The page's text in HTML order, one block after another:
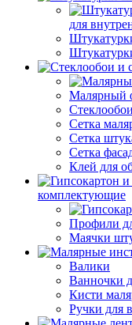
для
Малярный
Сетка
Сетка
Сетка
Клей для
комплектующие
Профили
Маячки
Валики
Ванночки
Кисти
Ручки для